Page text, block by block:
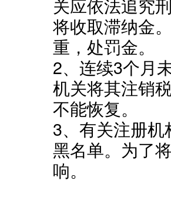
关应依法追究
将收取滞纳金
重，处罚金。
2、连续3个月
机关将其注销
不能恢复。
3、有关注册
黑名单。为了
响。